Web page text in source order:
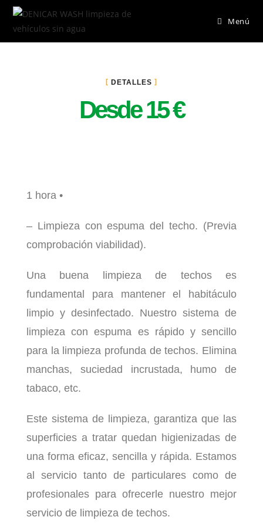
Menú
DETALLES
Desde 15 €
1 hora •
– Limpieza con espuma del techo. (Previa
comprobación viabilidad).
Una buena limpieza de techos es
fundamental para mantener el habitáculo
limpio y desinfectado. Nuestro sistema de
limpieza con espuma es rápido y sencillo
para la limpieza profunda de techos. Elimina
manchas, suciedad incrustada, humo de
tabaco, etc.
Este sistema de limpieza, garantiza que las
superficies a tratar quedan higienizadas de
una forma eficaz, sencilla y rápida. Estamos
al servicio tanto de particulares como de
profesionales para ofrecerle nuestro mejor
servicio de limpieza de techos.